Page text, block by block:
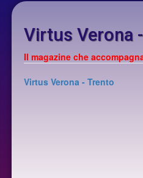
Virtus Verona
Il magazine che
Virtus Verona - Trento